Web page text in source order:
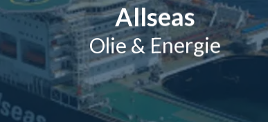
Allseas
Olie & Energie